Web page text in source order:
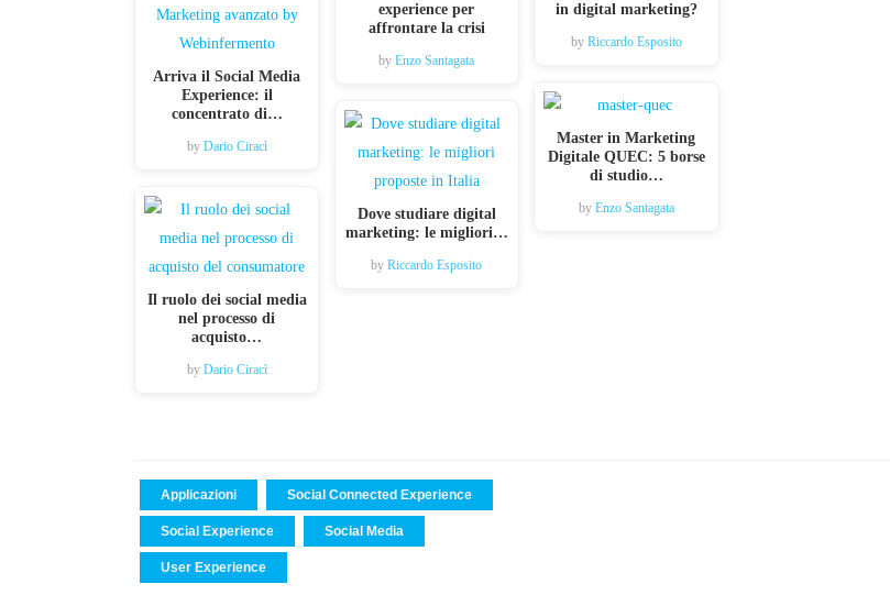
Arriva il Social Media
Experience: il
concentrato di…
by Dario Ciracì
Il ruolo dei social media
nel processo di
acquisto…
by Dario Ciracì
experience per
affrontare la crisi
byEnzo Santagata
Dove studiare digital
marketing: le migliori…
byRiccardo Esposito
in digital marketing?
by Riccardo Esposito
Master in Marketing
Digitale QUEC: 5 borse
di studio…
by Enzo Santagata
Applicazioni Social Connected Experience
Social Experience Social Media
User Experience